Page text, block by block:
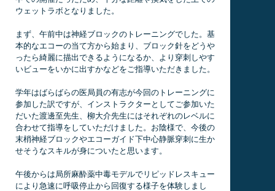
ウェットラボとなりました。
まず、午前中は神経ブロックのトレーニングでした。基
本的なエコーの当て方から始まり、ブロック針をどうや
ったら綺麗に描出できるようになるか、より穿刺しやす
いビューをいかに出すかなどをご指導いただきました。
学年はばらばらの医局員の有志が今回のトレーニングに
参加した訳ですが、インストラクターとしてご参加いた
だいた渡邊至先生、柳大介先生にはそれぞれのレベルに
合わせて指導をしていただけました。お陰様で、今後の
末梢神経ブロックやエコーガイド下中心静脈穿刺に生か
せそうなスキルが身についたと思います。
午後からは局所麻酔薬中毒モデルでリピッドレスキュー
により急速に呼吸停止から回復する様子を体験しまし